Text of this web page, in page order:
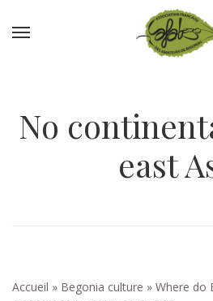
No
east
Accueil » Begonia culture » Where do